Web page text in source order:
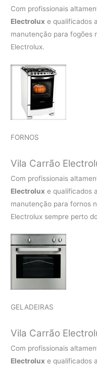
Com profissionais
Electrolux e qualificados
manutenção para fogões
Electrolux.
FORNOS
Vila Carrão
Com profissionais
Electrolux e qualificados
manutenção para fornos
Electrolux sempre perto
GELADEIRAS
Vila Carrão
Com profissionais
Electrolux e qualificados